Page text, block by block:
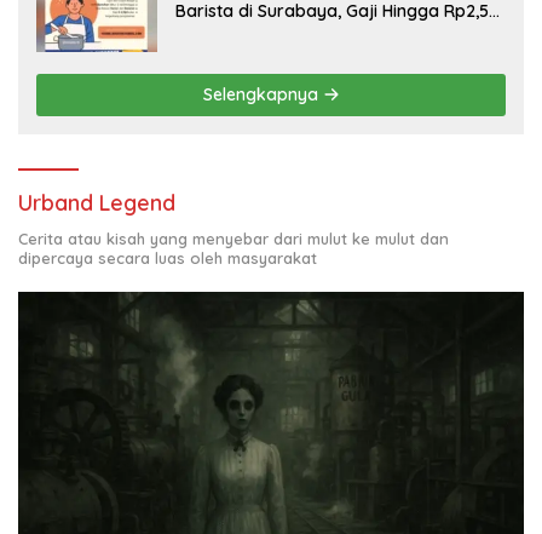
Barista di Surabaya, Gaji Hingga Rp2,5
Selengkapnya
Urband Legend
Cerita atau kisah yang menyebar dari mulut ke mulut dan
dipercaya secara luas oleh masyarakat